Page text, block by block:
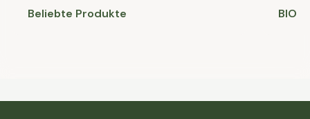
Beliebte Produkte BIO